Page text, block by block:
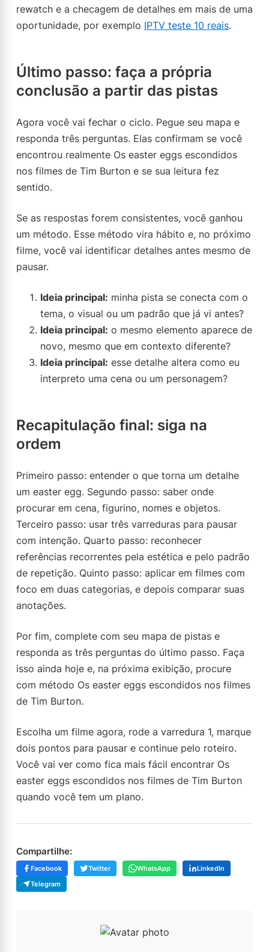
rewatch e a checagem de detalhes em mais de uma
oportunidade, por exemplo IPTV teste 10 reais.
Último passo: faça a própria
conclusão a partir das pistas
Agora você vai fechar o ciclo. Pegue seu mapa e
responda três perguntas. Elas confirmam se você
encontrou realmente Os easter eggs escondidos
nos filmes de Tim Burton e se sua leitura fez
sentido.
Se as respostas forem consistentes, você ganhou
um método. Esse método vira hábito e, no próximo
filme, você vai identificar detalhes antes mesmo de
pausar.
Ideia principal: minha pista se conecta com o
tema, o visual ou um padrão que já vi antes?
Ideia principal: o mesmo elemento aparece de
novo, mesmo que em contexto diferente?
Ideia principal: esse detalhe altera como eu
interpreto uma cena ou um personagem?
Recapitulação final: siga na
ordem
Primeiro passo: entender o que torna um detalhe
um easter egg. Segundo passo: saber onde
procurar em cena, figurino, nomes e objetos.
Terceiro passo: usar três varreduras para pausar
com intenção. Quarto passo: reconhecer
referências recorrentes pela estética e pelo padrão
de repetição. Quinto passo: aplicar em filmes com
foco em duas categorias, e depois comparar suas
anotações.
Por fim, complete com seu mapa de pistas e
responda as três perguntas do último passo. Faça
isso ainda hoje e, na próxima exibição, procure
com método Os easter eggs escondidos nos filmes
de Tim Burton.
Escolha um filme agora, rode a varredura 1, marque
dois pontos para pausar e continue pelo roteiro.
Você vai ver como fica mais fácil encontrar Os
easter eggs escondidos nos filmes de Tim Burton
quando você tem um plano.
Compartilhe:
Facebook Twitter WhatsApp
LinkedIn
Telegram